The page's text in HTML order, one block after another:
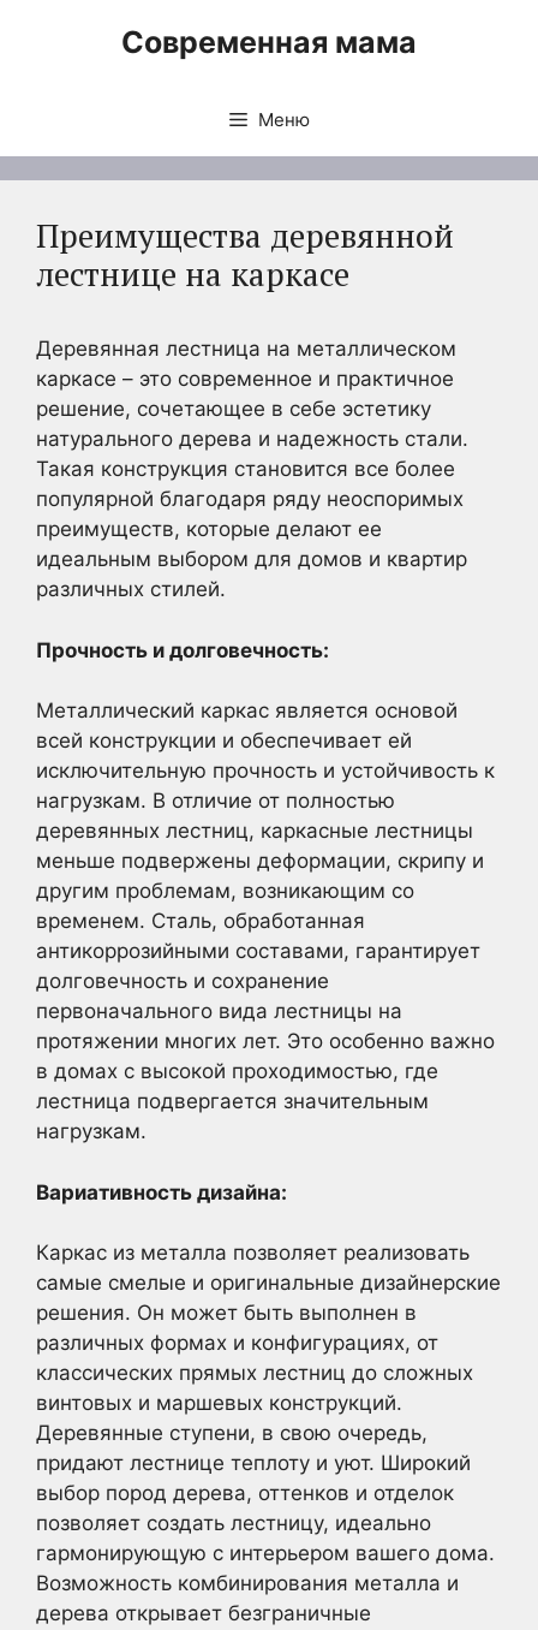
Современная мама
Меню
Преимущества деревянной
лестнице на каркасе
Деревянная лестница на металлическом
каркасе – это современное и практичное
решение, сочетающее в себе эстетику
натурального дерева и надежность стали.
Такая конструкция становится все более
популярной благодаря ряду неоспоримых
преимуществ, которые делают ее
идеальным выбором для домов и квартир
различных стилей.
Прочность и долговечность:
Металлический каркас является основой
всей конструкции и обеспечивает ей
исключительную прочность и устойчивость к
нагрузкам. В отличие от полностью
деревянных лестниц, каркасные лестницы
меньше подвержены деформации, скрипу и
другим проблемам, возникающим со
временем. Сталь, обработанная
антикоррозийными составами, гарантирует
долговечность и сохранение
первоначального вида лестницы на
протяжении многих лет. Это особенно важно
в домах с высокой проходимостью, где
лестница подвергается значительным
нагрузкам.
Вариативность дизайна:
Каркас из металла позволяет реализовать
самые смелые и оригинальные дизайнерские
решения. Он может быть выполнен в
различных формах и конфигурациях, от
классических прямых лестниц до сложных
винтовых и маршевых конструкций.
Деревянные ступени, в свою очередь,
придают лестнице теплоту и уют. Широкий
выбор пород дерева, оттенков и отделок
позволяет создать лестницу, идеально
гармонирующую с интерьером вашего дома.
Возможность комбинирования металла и
дерева открывает безграничные